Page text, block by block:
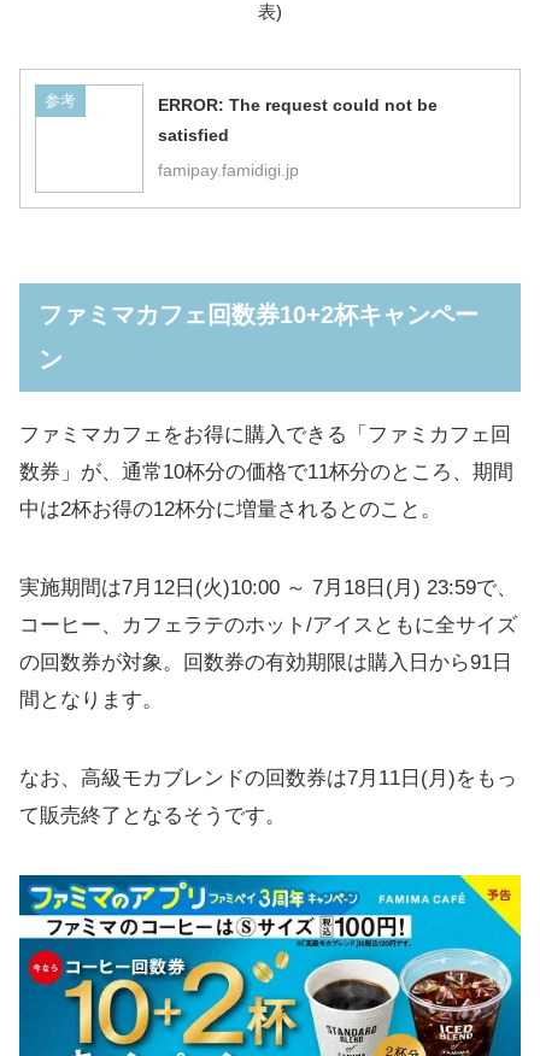
表)
参考
ERROR: The request could not be
satisfied
famipay.famidigi.jp
ファミマカフェ回数券10+2杯キャンペー
ン
ファミマカフェをお得に購入できる「ファミカフェ回
数券」が、通常10杯分の価格で11杯分のところ、期間
中は2杯お得の12杯分に増量されるとのこと。
実施期間は7月12日(火)10:00 ～ 7月18日(月) 23:59で、
コーヒー、カフェラテのホット/アイスともに全サイズ
の回数券が対象。回数券の有効期限は購入日から91日
間となります。
なお、高級モカブレンドの回数券は7月11日(月)をもっ
て販売終了となるそうです。